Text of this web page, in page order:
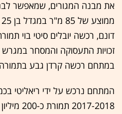
במתחם רכשה קרדן גבע בתמורה לכ-110
המתחם נרכש על ידי ריאליטי
2017-